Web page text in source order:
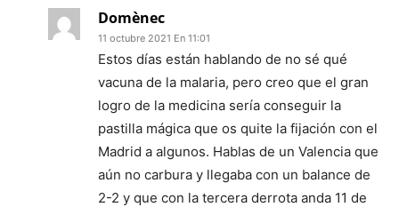
Domènec
11 octubre 2021 En 11:01
Estos días están hablando de no sé qué
vacuna de la malaria, pero creo que el gran
logro de la medicina sería conseguir la
pastilla mágica que os quite la fijación con el
Madrid a algunos. Hablas de un Valencia que
aún no carbura y llegaba con un balance de
2-2 y que con la tercera derrota anda 11 de